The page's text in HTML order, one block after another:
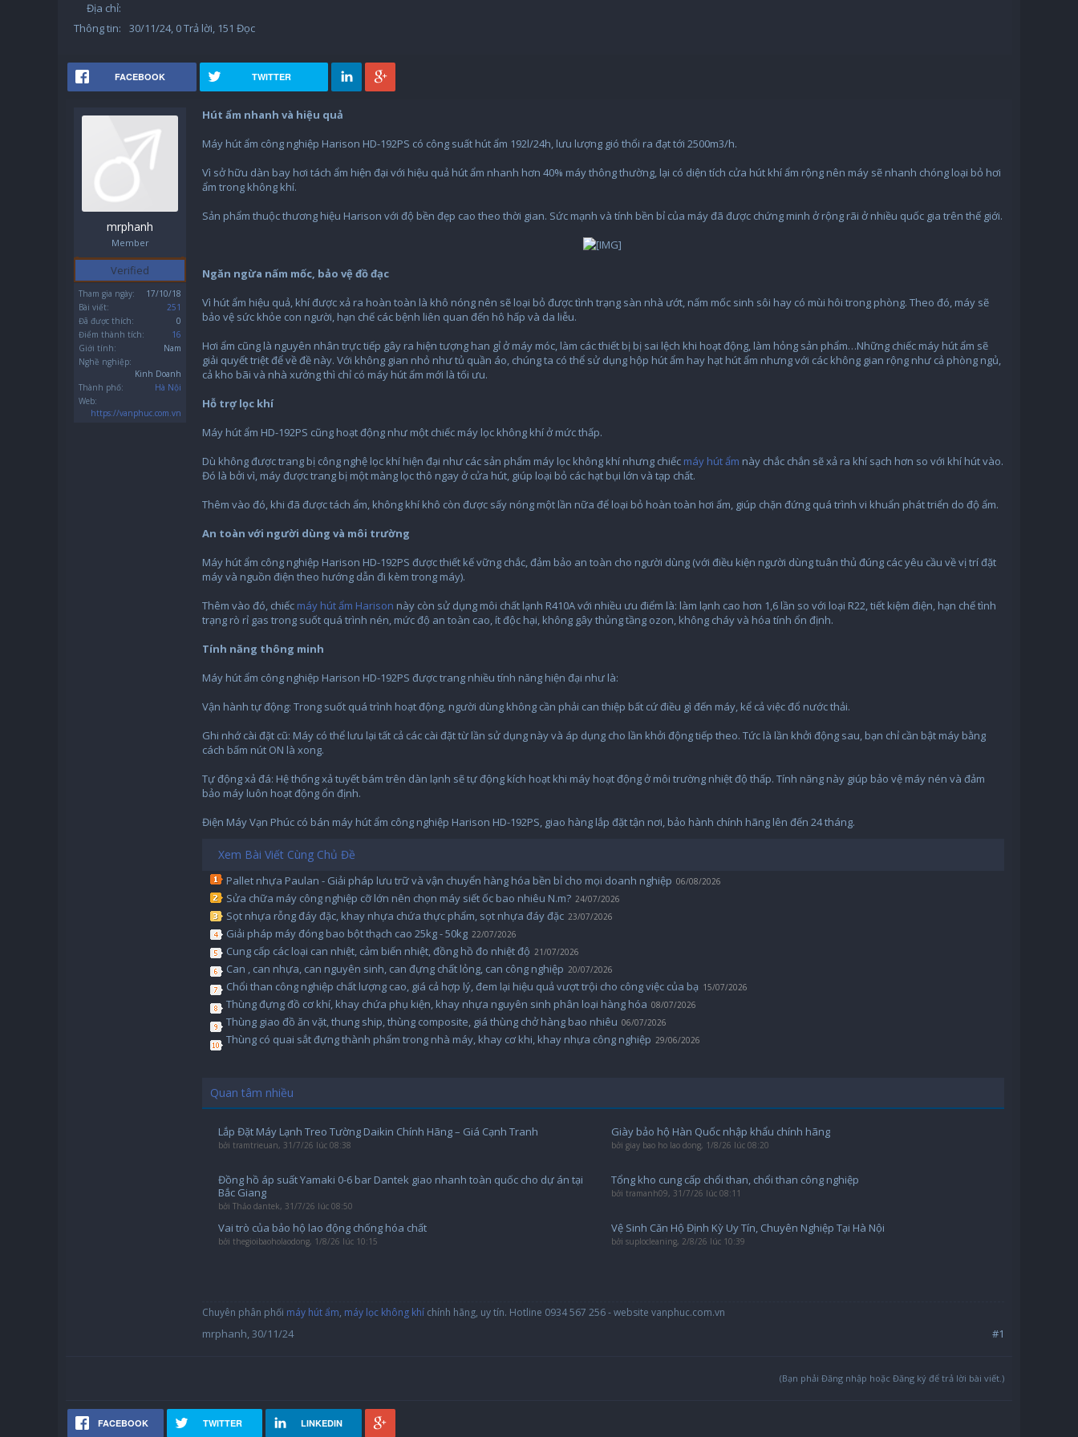
Địa chỉ:
Thông tin:
30/11/24, 0 Trả lời, 151 Đọc
FACEBOOK TWITTER
mrphanh
Member
Verified
Tham gia ngày:
17/10/18
Bài viết:
251
Đã được thích:
0
Điểm thành tích:
16
Giới tính:
Nam
Nghề nghiệp:
Kinh Doanh
Thành phố:
Hà Nội
Web:
https://vanphuc.com.vn
Hút ẩm nhanh và hiệu quả
Máy hút ẩm công nghiệp Harison HD-192PS có công suất hút ẩm 192l/24h, lưu lượng gió thổi ra đạt tới 2500m3/h.
Vì sở hữu dàn bay hơi tách ẩm hiện đại với hiệu quả hút ẩm nhanh hơn 40% máy thông thường, lại có diện tích cửa hút khí ẩm rộng nên máy sẽ nhanh chóng loại bỏ hơi
ẩm trong không khí.
Sản phẩm thuộc thương hiệu Harison với độ bền đẹp cao theo thời gian. Sức mạnh và tính bền bỉ của máy đã được chứng minh ở rộng rãi ở nhiều quốc gia trên thế giới.
Ngăn ngừa nấm mốc, bảo vệ đồ đạc
Vì hút ẩm hiệu quả, khí được xả ra hoàn toàn là khô nóng nên sẽ loại bỏ được tình trạng sàn nhà ướt, nấm mốc sinh sôi hay có mùi hôi trong phòng. Theo đó, máy sẽ
bảo vệ sức khỏe con người, hạn chế các bệnh liên quan đến hô hấp và da liễu.
Hơi ẩm cũng là nguyên nhân trực tiếp gây ra hiện tượng han gỉ ở máy móc, làm các thiết bị bị sai lệch khi hoạt động, làm hỏng sản phẩm…Những chiếc máy hút ẩm sẽ
giải quyết triệt để về đề này. Với không gian nhỏ như tủ quần áo, chúng ta có thể sử dụng hộp hút ẩm hay hạt hút ẩm nhưng với các không gian rộng như cả phòng ngủ,
cả kho bãi và nhà xưởng thì chỉ có máy hút ẩm mới là tối ưu.
Hỗ trợ lọc khí
Máy hút ẩm HD-192PS cũng hoạt động như một chiếc máy lọc không khí ở mức thấp.
Dù không được trang bị công nghệ lọc khí hiện đại như các sản phẩm máy lọc không khí nhưng chiếc máy hút ẩm này chắc chắn sẽ xả ra khí sạch hơn so với khí hút vào.
Đó là bởi vì, máy được trang bị một màng lọc thô ngay ở cửa hút, giúp loại bỏ các hạt bụi lớn và tạp chất.
Thêm vào đó, khi đã được tách ẩm, không khí khô còn được sấy nóng một lần nữa để loại bỏ hoàn toàn hơi ẩm, giúp chặn đứng quá trình vi khuẩn phát triển do độ ẩm.
An toàn với người dùng và môi trường
Máy hút ẩm công nghiệp Harison HD-192PS được thiết kế vững chắc, đảm bảo an toàn cho người dùng (với điều kiện người dùng tuân thủ đúng các yêu cầu về vị trí đặt
máy và nguồn điện theo hướng dẫn đi kèm trong máy).
Thêm vào đó, chiếc máy hút ẩm Harison này còn sử dụng môi chất lạnh R410A với nhiều ưu điểm là: làm lạnh cao hơn 1,6 lần so với loại R22, tiết kiệm điện, hạn chế tình
trạng rò rỉ gas trong suốt quá trình nén, mức độ an toàn cao, ít độc hại, không gây thủng tầng ozon, không cháy và hóa tính ổn định.
Tính năng thông minh
Máy hút ẩm công nghiệp Harison HD-192PS được trang nhiều tính năng hiện đại như là:
Vận hành tự động: Trong suốt quá trình hoạt động, người dùng không cần phải can thiệp bất cứ điều gì đến máy, kể cả việc đổ nước thải.
Ghi nhớ cài đặt cũ: Máy có thể lưu lại tất cả các cài đặt từ lần sử dụng này và áp dụng cho lần khởi động tiếp theo. Tức là lần khởi động sau, bạn chỉ cần bật máy bằng
cách bấm nút ON là xong.
Tự động xả đá: Hệ thống xả tuyết bám trên dàn lạnh sẽ tự động kích hoạt khi máy hoạt động ở môi trường nhiệt độ thấp. Tính năng này giúp bảo vệ máy nén và đảm
bảo máy luôn hoạt động ổn định.
Điện Máy Vạn Phúc có bán máy hút ẩm công nghiệp Harison HD-192PS, giao hàng lắp đặt tận nơi, bảo hành chính hãng lên đến 24 tháng.
Xem Bài Viết Cùng Chủ Đề
Pallet nhựa Paulan - Giải pháp lưu trữ và vận chuyển hàng hóa bền bỉ cho mọi doanh nghiệp 06/08/2026
Sửa chữa máy công nghiệp cỡ lớn nên chọn máy siết ốc bao nhiêu N.m? 24/07/2026
Sọt nhựa rỗng đáy đặc, khay nhựa chứa thực phẩm, sọt nhựa đáy đặc 23/07/2026
Giải pháp máy đóng bao bột thạch cao 25kg - 50kg 22/07/2026
Cung cấp các loại can nhiệt, cảm biến nhiệt, đồng hồ đo nhiệt độ 21/07/2026
Can , can nhựa, can nguyên sinh, can đựng chất lỏng, can công nghiệp 20/07/2026
Chổi than công nghiệp chất lượng cao, giá cả hợp lý, đem lại hiệu quả vượt trội cho công việc của bạ 15/07/2026
Thùng đựng đồ cơ khí, khay chứa phụ kiện, khay nhựa nguyên sinh phân loại hàng hóa 08/07/2026
Thùng giao đồ ăn vặt, thung ship, thùng composite, giá thùng chở hàng bao nhiêu 06/07/2026
Thùng có quai sắt đựng thành phẩm trong nhà máy, khay cơ khi, khay nhựa công nghiệp 29/06/2026
Quan tâm nhiều
Lắp Đặt Máy Lạnh Treo Tường Daikin Chính Hãng – Giá Cạnh Tranh
bởi tramtrieuan, 31/7/26 lúc 08:38
Giày bảo hộ Hàn Quốc nhập khẩu chính hãng
bởi giay bao ho lao dong, 1/8/26 lúc 08:20
Đồng hồ áp suất Yamaki 0-6 bar Dantek giao nhanh toàn quốc cho dự án tại
Bắc Giang
bởi Thảo dantek, 31/7/26 lúc 08:50
Tổng kho cung cấp chổi than, chổi than công nghiệp
bởi tramanh09, 31/7/26 lúc 08:11
Vai trò của bảo hộ lao động chống hóa chất
bởi thegioibaoholaodong, 1/8/26 lúc 10:15
Vệ Sinh Căn Hộ Định Kỳ Uy Tín, Chuyên Nghiệp Tại Hà Nội
bởi suplocleaning, 2/8/26 lúc 10:39
Chuyên phân phối máy hút ẩm, máy lọc không khí chính hãng, uy tín. Hotline 0934 567 256 - website vanphuc.com.vn
mrphanh,30/11/24 #1
(Bạn phải Đăng nhập hoặc Đăng ký để trả lời bài viết.)
FACEBOOK TWITTER LINKEDIN